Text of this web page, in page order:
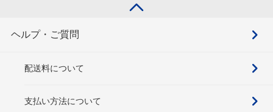
ヘルプ・ご質問
配送料について
支払い方法について